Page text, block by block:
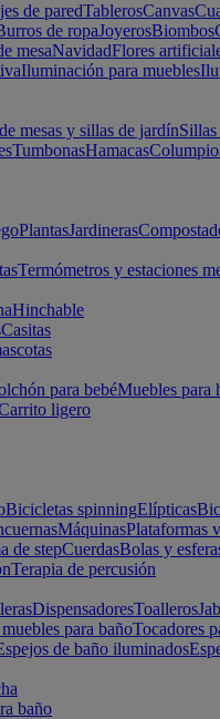
de paredTablerosCanvas
de ropaJoyerosBiombos
mesaNavidadFlores
Iluminación para muebles
mesas y sillas de jardín
TumbonasHamacas
PlantasJardineras
Termómetros y estaciones
Hinchable
Casitas
para bebéMuebles para
ligero
Bicicletas spinningElípticas
MáquinasPlataformas
de stepCuerdasBolas y
Terapia de percusión
DispensadoresToalleros
para bañoTocadores
de baño iluminados
baño